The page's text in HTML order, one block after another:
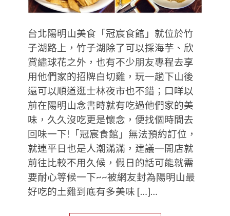
台北陽明山美食「冠宸食館」就位於竹
子湖路上，竹子湖除了可以採海芋、欣
賞繡球花之外，也有不少朋友專程去享
用他們家的招牌白切雞，玩一趟下山後
還可以順道逛士林夜市也不錯；口咩以
前在陽明山念書時就有吃過他們家的美
味，久久沒吃更是懷念，便找個時間去
回味一下!「冠宸食館」無法預約訂位，
就連平日也是人潮滿滿，建議一開店就
前往比較不用久候，假日的話可能就需
要耐心等候一下~~被網友封為陽明山最
好吃的土雞到底有多美味 […]…